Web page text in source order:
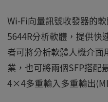
Wi-Fi向量訊號收發器的
5644R分析軟體，提供快
者可將分析軟體人機介
業，也可將兩個SFP搭配
4×4多重輸入多重輸出